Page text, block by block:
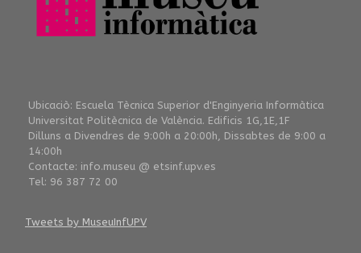
Ubicaciò: Escuela Tècnica Superior d'Enginyeria Informàtica
Universitat Politècnica de València. Edificis 1G,1E,1F
Dilluns a Divendres de 9:00h a 20:00h, Dissabtes de 9:00 a
14:00h
Contacte: info.museu @ etsinf.upv.es
Tel: 96 387 72 00
Tweets by MuseuInfUPV